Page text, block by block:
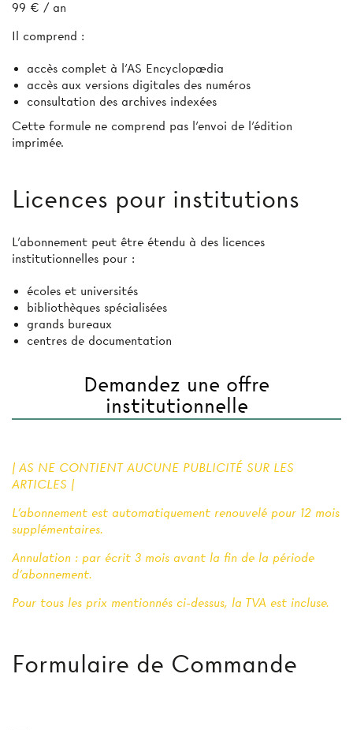
99 € / an
Il comprend :
accès complet à l’AS Encyclopædia
accès aux versions digitales des numéros
consultation des archives indexées
Cette formule ne comprend pas l’envoi de l'édition
imprimée.
Licences pour institutions
L’abonnement peut être étendu à des licences
institutionnelles pour :
écoles et universités
bibliothèques spécialisées
grands bureaux
centres de documentation
Demandez une offre
institutionnelle
| AS NE CONTIENT AUCUNE PUBLICITÉ SUR LES
ARTICLES |
L'abonnement est automatiquement renouvelé pour 12 mois
supplémentaires.
Annulation : par écrit 3 mois avant la fin de la période
d'abonnement.
Pour tous les prix mentionnés ci-dessus, la TVA est incluse.
Formulaire de Commande